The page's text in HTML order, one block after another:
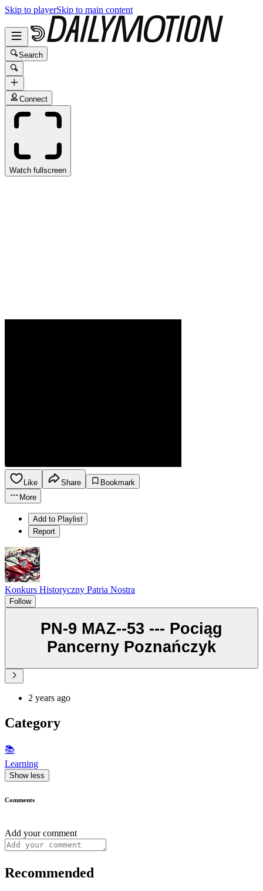
Skip to playerSkip to main content
Search
Connect
Watch fullscreen
Like Share
Bookmark
More
Add to Playlist
Report
Konkurs Historyczny Patria Nostra
Follow
PN-9 MAZ--53 --- Pociąg
Pancerny Poznańczyk
2 years ago
Category
📚
Learning
Show less
Comments
Add your comment
Recommended